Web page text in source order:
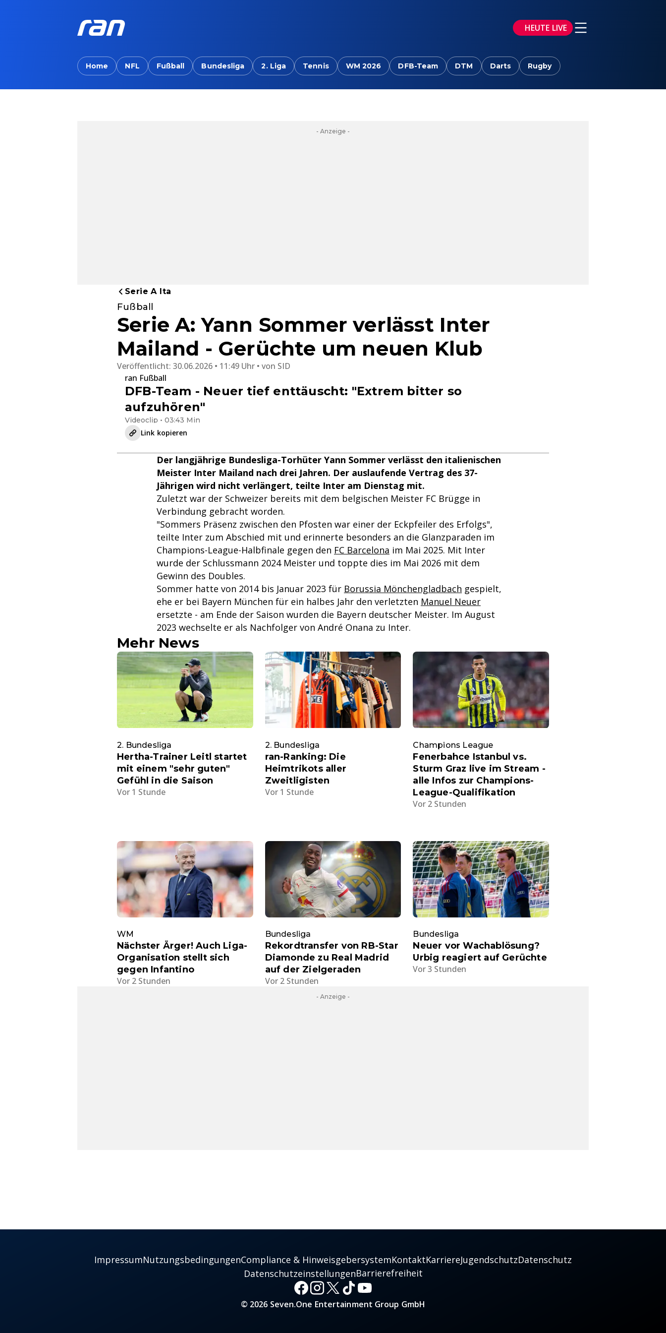
HEUTE LIVE
Home NFL Fußball Bundesliga 2. Liga Tennis WM 2026 DFB-Team DTM Darts Rugby
- Anzeige -
Serie A Ita
Fußball
Serie A: Yann Sommer verlässt Inter
Mailand - Gerüchte um neuen Klub
Veröffentlicht: 30.06.2026 • 11:49 Uhr von SID
ran Fußball
DFB-Team - Neuer tief enttäuscht: "Extrem bitter so
aufzuhören"
Videoclip • 03:43 Min
Link kopieren
Der langjährige Bundesliga-Torhüter Yann Sommer verlässt den italienischen
Meister Inter Mailand nach drei Jahren. Der auslaufende Vertrag des 37-
Jährigen wird nicht verlängert, teilte Inter am Dienstag mit.
Zuletzt war der Schweizer bereits mit dem belgischen Meister FC Brügge in
Verbindung gebracht worden.
"Sommers Präsenz zwischen den Pfosten war einer der Eckpfeiler des Erfolgs",
teilte Inter zum Abschied mit und erinnerte besonders an die Glanzparaden im
Champions-League-Halbfinale gegen den FC Barcelona im Mai 2025. Mit Inter
wurde der Schlussmann 2024 Meister und toppte dies im Mai 2026 mit dem
Gewinn des Doubles.
Sommer hatte von 2014 bis Januar 2023 für Borussia Mönchengladbach gespielt,
ehe er bei Bayern München für ein halbes Jahr den verletzten Manuel Neuer
ersetzte - am Ende der Saison wurden die Bayern deutscher Meister. Im August
2023 wechselte er als Nachfolger von André Onana zu Inter.
Mehr News
2. Bundesliga
Hertha-Trainer Leitl startet
mit einem "sehr guten"
Gefühl in die Saison
Vor 1 Stunde
2. Bundesliga
ran-Ranking: Die
Heimtrikots aller
Zweitligisten
Vor 1 Stunde
Champions League
Fenerbahce Istanbul vs.
Sturm Graz live im Stream -
alle Infos zur Champions-
League-Qualifikation
Vor 2 Stunden
WM
Nächster Ärger! Auch Liga-
Organisation stellt sich
gegen Infantino
Vor 2 Stunden
Bundesliga
Rekordtransfer von RB-Star
Diamonde zu Real Madrid
auf der Zielgeraden
Vor 2 Stunden
Bundesliga
Neuer vor Wachablösung?
Urbig reagiert auf Gerüchte
Vor 3 Stunden
- Anzeige -
ImpressumNutzungsbedingungenCompliance & HinweisgebersystemKontaktKarriereJugendschutzDatenschutz
DatenschutzeinstellungenBarrierefreiheit
© 2026 Seven.One Entertainment Group GmbH